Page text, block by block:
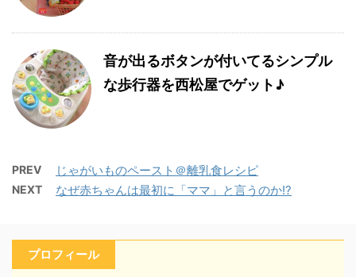
音が出るボタンが付いてるシンプル
な歩行器を西松屋でゲット♪
PREV じゃがいものペースト＠離乳食レシピ
NEXT なぜ赤ちゃんは最初に「ママ」と言うのか!?
プロフィール